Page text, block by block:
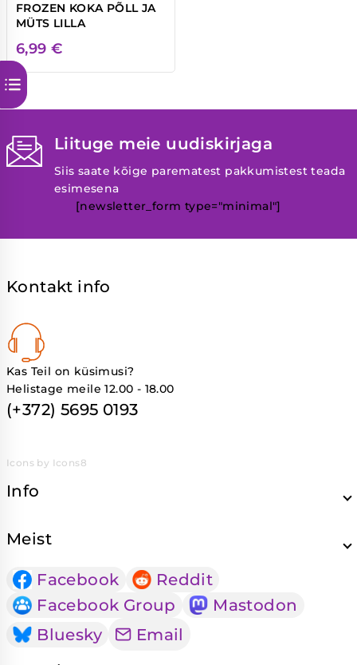
FROZEN KOKA PÕLL JA
MÜTS LILLA
6,99 €
Liituge meie uudiskirjaga
Siis saate kõige parematest pakkumistest teada
esimesena
[newsletter_form type="minimal"]
Kontakt info
Kas Teil on küsimusi?
Helistage meile 12.00 - 18.00
(+372) 5695 0193
Icons by Icons8
Info
Meist
Facebook
Reddit
Facebook Group
Mastodon
Bluesky
Email